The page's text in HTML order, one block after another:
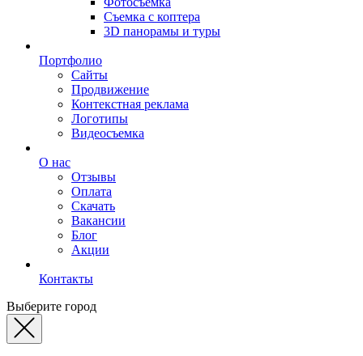
Съемка с коптера
3D панорамы и туры
Портфолио
Сайты
Продвижение
Контекстная реклама
Логотипы
Видеосъемка
О нас
Отзывы
Оплата
Скачать
Вакансии
Блог
Акции
Контакты
Выберите город